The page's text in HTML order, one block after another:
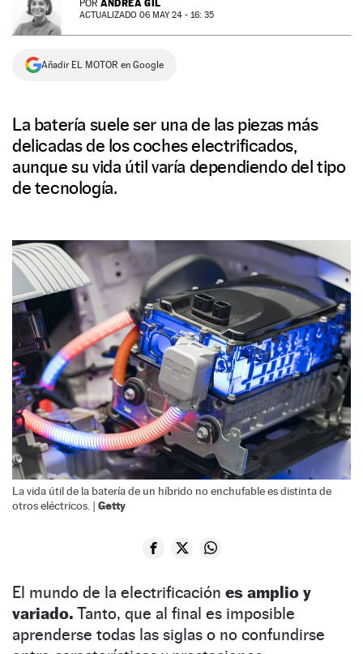
NEWSLETTER
SÍGUENOS
POR ANDREA GIL
ACTUALIZADO 06 MAY 24 - 16: 35
Añadir EL MOTOR en Google
La batería suele ser una de las piezas más
delicadas de los coches electrificados,
aunque su vida útil varía dependiendo del tipo
de tecnología.
La vida útil de la batería de un híbrido no enchufable es distinta de
otros eléctricos. | Getty
El mundo de la electrificación es amplio y
variado. Tanto, que al final es imposible
aprenderse todas las siglas o no confundirse